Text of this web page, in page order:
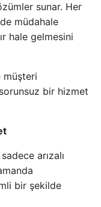
sunar. Her
müdahale
hale gelmesini
müşteri
bir hizmet
sadece arızalı
bir şekilde